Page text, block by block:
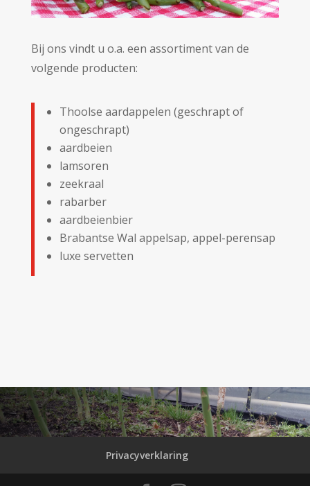
Bij ons vindt u o.a. een assortiment van de
volgende producten:
Thoolse aardappelen (geschrapt of
ongeschrapt)
aardbeien
lamsoren
zeekraal
rabarber
aardbeienbier
Brabantse Wal appelsap, appel-perensap
luxe servetten
Privacyverklaring